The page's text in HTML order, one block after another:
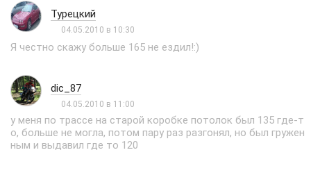
Турецкий
04.05.2010 в 10:30
Я честно скажу больше 165 не ездил!:)
dic_87
04.05.2010 в 11:00
у меня по трассе на старой коробке потолок был 135 где-т
о, больше не могла, потом пару раз разгонял, но был гружен
ным и выдавил где то 120